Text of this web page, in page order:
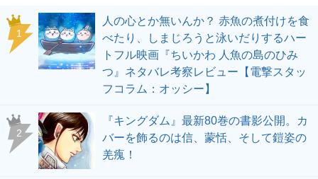
1
人の心とか無いんか？ 赤魚の煮付けを食
べたり、しまじろうと泳いだりするハー
トフル映画『ちいかわ 人魚の島のひみ
つ』ネタバレ考察レビュー【電撃スタッ
フコラム：オッシー】
2
『キングダム』最新80巻の書影公開。カ
バーを飾るのは信、蒙恬、そして鎧姿の
羌瘣！